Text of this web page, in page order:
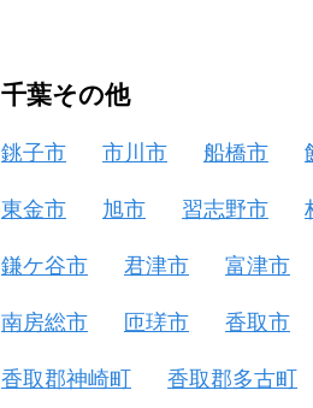
千葉その他
銚子市 市川市 船橋市
東金市 旭市 習志野市
鎌ケ谷市 君津市 富津市
南房総市 匝瑳市 香取市
香取郡神崎町 香取郡多古町